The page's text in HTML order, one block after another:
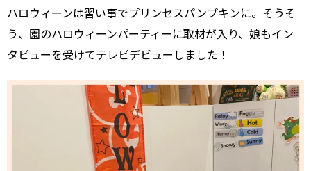
ハロウィーンは習い事でプリンセスパンプキンに。そうそ
う、園のハロウィーンパーティーに取材が入り、娘もイン
タビューを受けてテレビデビューしました！